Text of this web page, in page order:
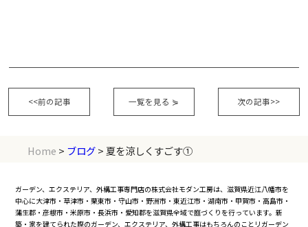
<<前の記事 次の記事>>
一覧を見る ⋟
Home > ブログ> 夏を涼しくすごす①
ガーデン、エクステリア、外構工事専門店の株式会社モダン工房は、滋賀県近江八幡市を
中心に大津市・草津市・栗東市・守山市・野洲市・東近江市・湖南市・甲賀市・高島市・
蒲生郡・彦根市・米原市・長浜市・愛知郡を滋賀県全域で庭づくりを行っています。新
築・家を建てられた際のガーデン、エクステリア、外構工事はもちろんのことリガーデン